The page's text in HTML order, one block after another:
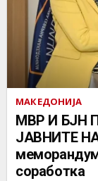
МАКЕДОНИЈА
МВР И БЈН
ЈАВНИТЕ
соработка